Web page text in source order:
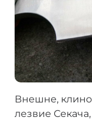
Внешне,
лезвие